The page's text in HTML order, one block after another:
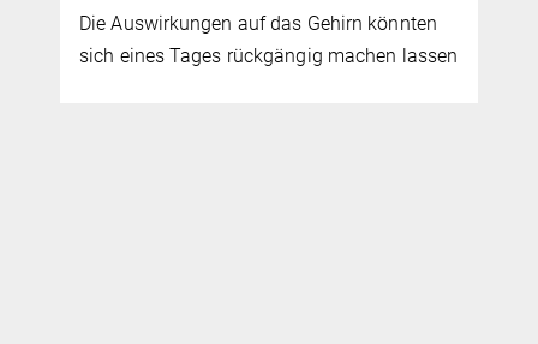
Die Auswirkungen auf das Gehirn könnten
sich eines Tages rückgängig machen lassen